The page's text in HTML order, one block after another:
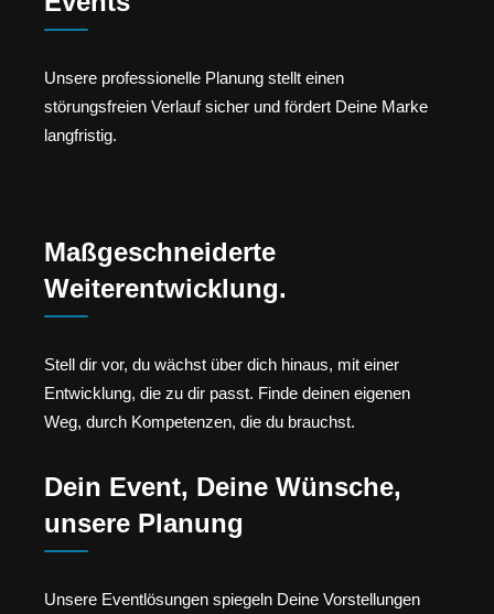
Unsere professionelle Planung stellt einen
störungsfreien Verlauf sicher und fördert Deine Marke
langfristig.
Maßgeschneiderte
Weiterentwicklung.
Stell dir vor, du wächst über dich hinaus, mit einer
Entwicklung, die zu dir passt. Finde deinen eigenen
Weg, durch Kompetenzen, die du brauchst.
Dein Event, Deine Wünsche,
unsere Planung
Unsere Eventlösungen spiegeln Deine Vorstellungen